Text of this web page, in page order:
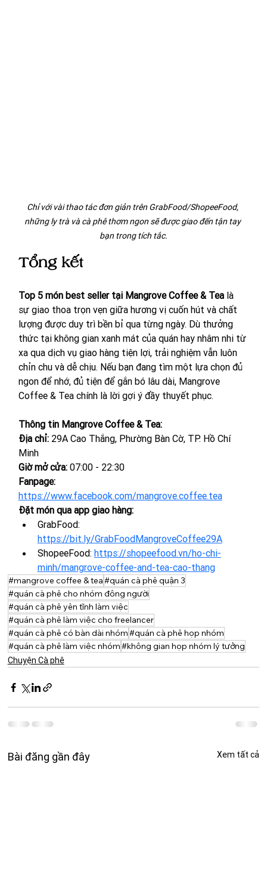
Chỉ với vài thao tác đơn giản trên GrabFood/ShopeeFood,
những ly trà và cà phê thơm ngon sẽ được giao đến tận tay
bạn trong tích tắc.
Tổng kết
Top 5 món best seller tại Mangrove Coffee & Tea là
sự giao thoa trọn vẹn giữa hương vị cuốn hút và chất
lượng được duy trì bền bỉ qua từng ngày. Dù thưởng
thức tại không gian xanh mát của quán hay nhâm nhi từ
xa qua dịch vụ giao hàng tiện lợi, trải nghiệm vẫn luôn
chỉn chu và dễ chịu. Nếu bạn đang tìm một lựa chọn đủ
ngon để nhớ, đủ tiện để gắn bó lâu dài, Mangrove
Coffee & Tea chính là lời gợi ý đầy thuyết phục.
Thông tin Mangrove Coffee & Tea:
Địa chỉ: 29A Cao Thắng, Phường Bàn Cờ, TP. Hồ Chí
Minh
Giờ mở cửa: 07:00 - 22:30
Fanpage:
https://www.facebook.com/mangrove.coffee.tea
Đặt món qua app giao hàng:
GrabFood:
https://bit.ly/GrabFoodMangroveCoffee29A
ShopeeFood: https://shopeefood.vn/ho-chi-
minh/mangrove-coffee-and-tea-cao-thang
#mangrove coffee & tea#quán cà phê quận 3
#quán cà phê cho nhóm đông người
#quán cà phê yên tĩnh làm việc
#quán cà phê làm việc cho freelancer
#quán cà phê có bàn dài nhóm#quán cà phê họp nhóm
#quán cà phê làm việc nhóm#không gian họp nhóm lý tưởng
Chuyện Cà phê
Bài đăng gần đây Xem tất cả